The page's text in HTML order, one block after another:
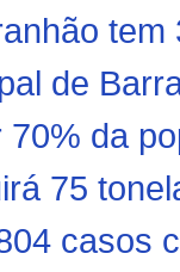
de
da
75
casos